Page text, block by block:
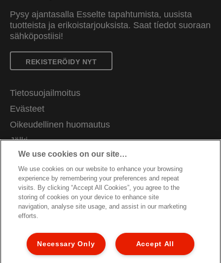
Pysy ajantasalla Esselte tapahtumista, uusista
tuotteista ja erikoistarjouksista. Saat tíedot suoraan
sähköpostiisi!
REKISTERÖIDY NYT
Tietosuojailmoitus
Evästeet
Oikeudellinen huomautus
Jälki
Hallitse tietojani
Asiakastuki
Ammatti
Pakkausten kierrätysohjeet
Takuuehdot
Vaatimustenmukaisuusvakuutukset
Sivukartta
We use cookies on our site…
We use cookies on our website to enhance your browsing
experience by remembering your preferences and repeat
visits. By clicking “Accept All Cookies”, you agree to the
storing of cookies on your device to enhance site
navigation, analyse site usage, and assist in our marketing
efforts.
Accept All
Necessary Only